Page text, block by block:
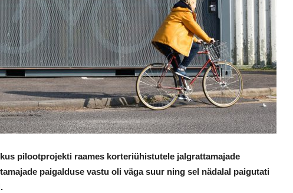
pilootprojekti raames korteriühistutele jalgrattamajade
paigalduse vastu oli väga suur ning sel nädalal paigutati